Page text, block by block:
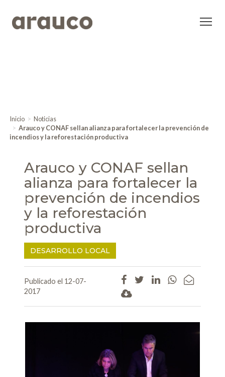
Inicio
Noticias
Arauco y CONAF sellan alianza para fortalecer la prevención de
incendios y la reforestación productiva
Arauco y CONAF sellan
alianza para fortalecer la
prevención de incendios
y la reforestación
productiva
DESARROLLO LOCAL
Publicado el 12-07-
2017